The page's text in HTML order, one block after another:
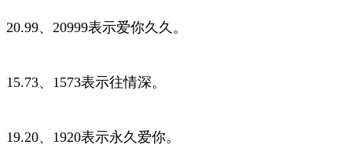
20.99、20999表示爱你久久。
15.73、1573表示往情深。
19.20、1920表示永久爱你。